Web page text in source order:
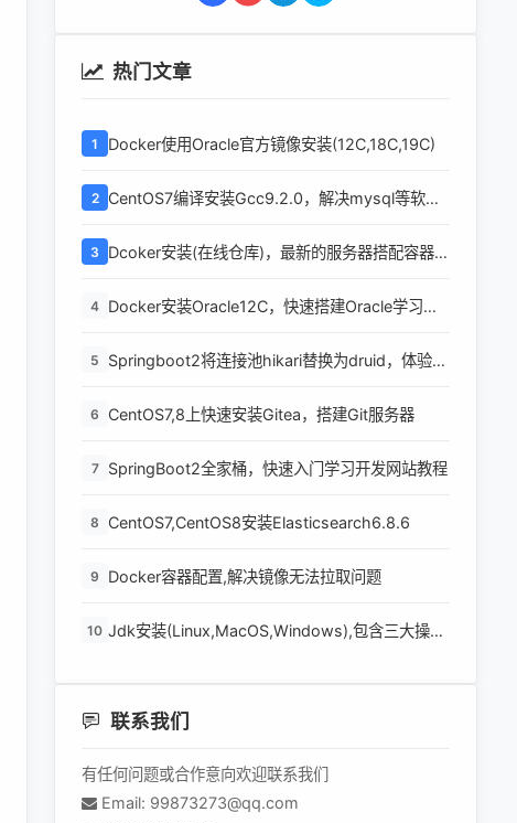
热门文章
1 Docker使用Oracle官方镜像安装(12C,18C,19C)
2
CentOS7编译安装Gcc9.2.0，解决mysql等软件
3
Dcoker安装(在线仓库)，最新的服务器搭配容器使
4 Docker安装Oracle12C，快速搭建Oracle学习环
5
Springboot2将连接池hikari替换为druid，体验最
6 CentOS7,8上快速安装Gitea，搭建Git服务器
7 SpringBoot2全家桶，快速入门学习开发网站教程
8 CentOS7,CentOS8安装Elasticsearch6.8.6
9 Docker容器配置,解决镜像无法拉取问题
10 Jdk安装(Linux,MacOS,Windows),包含三大操作
联系我们
有任何问题或合作意向欢迎联系我们
Email: 99873273@qq.com